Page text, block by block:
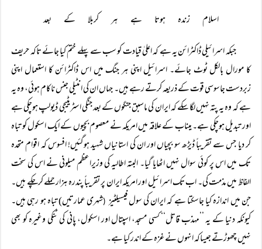
اسلام زندہ ہوتا ہے ہر کربلا کے بعد
جبکہ اسرائیلی ڈاکٹرائن یہ ہے کہ اعلیٰ قیادت کو سب سے پہلے ختم کیا جائے تاکہ حریف
کا مورال بالکل ٹوٹ جائے۔ اسرائیل اپنی ہر جنگ میں اس ڈاکٹرائن کا استعمال اپنی
زبردست جاسوسی قوت کے ذریعہ کرتے رہے ہیں۔ جہاں ان کی انٹیلی جنس ناکام ہوئی، وہ یہ
ہے کہ وہ یہ پتہ نہیں لگا سکے کہ ایران کی ماسبق جنگوں کے بعد جنگی اسٹریٹیجی ڈیولپ ہوچکی ہے
اور تبدیل ہوچکی ہے۔ میناب کے علاقہ میں امریکہ نے معصوم بچیوں کے ایک اسکول کو تباہ
کر دیا جس سے تقریباً ڈیڑھ سو بچیاں اور ان کی استانیاں شہید ہوگئیں! افسوس کہ اقوام متحدہ
تک میں اس پر کوئی سوال نہیں اٹھایا گیا۔ البتہ اطالیہ کی وزیراعظم میلونی نے اس کی سخت
الفاظ میں مذمت کی۔ اب تک اسرائیل اور امریکہ ایران پر تقریباً پندرہ ہزار حملے کرچکے ہیں۔
جن میں اندازہ کیا جاسکتا ہے کہ ایران کی سول فیسیلٹیز (شہری عمارتیں) تباہ ہو رہی ہیں۔
کیونکہ دنیا کے یہ ’’مہذب قاتل‘‘ کسی مسجد، اسپتال اور اسکول، پانی کی ٹنکی وغیرہ کو بھی
نہیں چھوڑتے جیساکہ انہوں نے غزہ کے اندر کیا ہے۔